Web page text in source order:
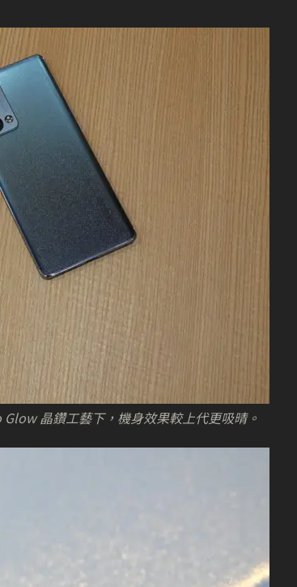
晶鑽工藝下，機身效果較上代更吸晴。